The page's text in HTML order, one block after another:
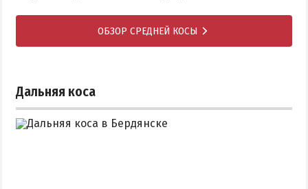
ОБЗОР СРЕДНЕЙ КОСЫ
Дальняя коса